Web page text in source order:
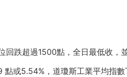
跌超過1500點，全日最低收，
或5.54%，道瓊斯工業平均指數